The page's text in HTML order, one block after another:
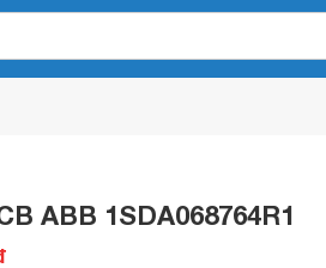
ABB 1SDA068764R1